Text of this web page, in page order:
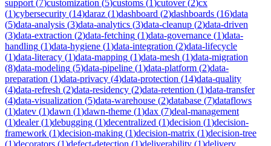
support (7)customization (5)customs (1)cutover(2)cx
(1)cybersecurity (14)daraz (1)dashboard (2)dashboards (16)data
(5)data-analysis (3)data-analytics (3)data-cleanup (2)data-driven
(3)data-extraction (2)data-fetching (1)data-governance (1)data-
handling (1)data-hygiene (1)data-integration (2)data-lifecycle
(1)data-literacy (1)data-mapping (1)data-mesh (1)data-migration
(8)data-modeling (5)data-pipeline (1)data-platform (2)data-
preparation (1)data-privacy (4)data-protection (14)data-quality
(4)data-refresh (2)data-residency (2)data-retention (1)data-transfer
(4)data-visualization (5)data-warehouse (2)database (7)dataflows
(1)datev (1)dawn (1)dawn-theme (1)dax (7)deal-management
(1)dealer(1)debugging (1)decentralized (1)decision (1)decision-
framework (1)decision-making (1)decision-matrix (1)decision-tree
(1)decorators (1)defect-detection (1)deliverability (1)delivery